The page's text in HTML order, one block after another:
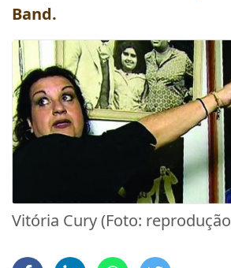
Band.
Vitória Cury (Foto: